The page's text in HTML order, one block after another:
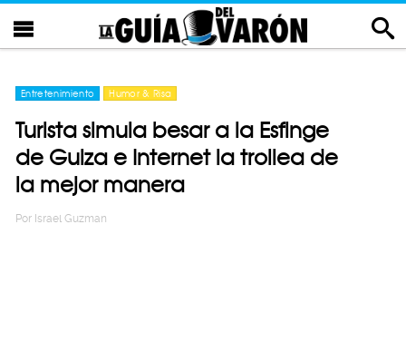
Entretenimiento Humor & Risa
Turista simula besar a la Esfinge
de Guiza e Internet la trollea de
la mejor manera
Por Israel Guzman